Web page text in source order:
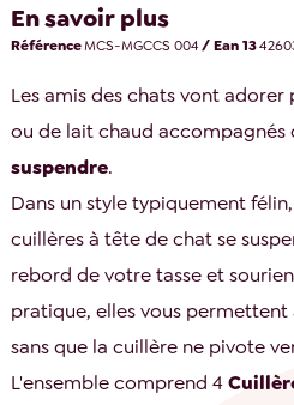
En savoir plus
RéférenceMCS-MGCCS 004 / Ean 13
Les amis des chats vont
ou de lait chaud accompagnés
suspendre.
Dans un style typiquement
cuillères à tête de chat se
rebord de votre tasse et
pratique, elles vous
sans que la cuillère ne pivote
L'ensemble comprend 4